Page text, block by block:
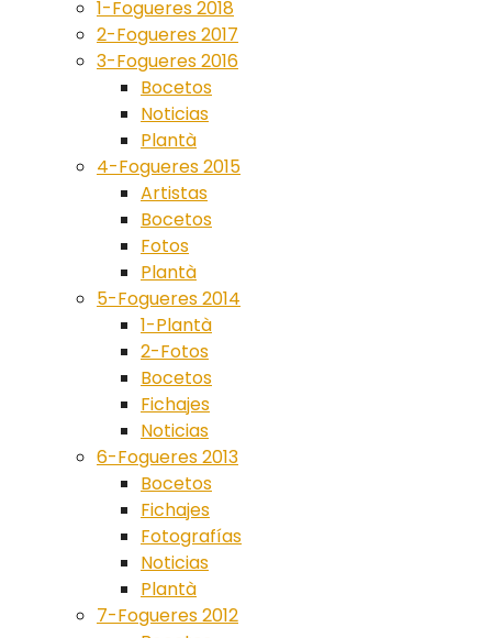
1-Fogueres 2018
2-Fogueres 2017
3-Fogueres 2016
Bocetos
Noticias
Plantà
4-Fogueres 2015
Artistas
Bocetos
Fotos
Plantà
5-Fogueres 2014
1-Plantà
2-Fotos
Bocetos
Fichajes
Noticias
6-Fogueres 2013
Bocetos
Fichajes
Fotografías
Noticias
Plantà
7-Fogueres 2012